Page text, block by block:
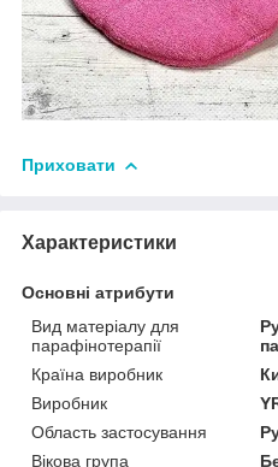
Приховати
Характеристики
Основні атрибути
Вид матеріалу для
парафінотерапії
Країна виробник
Виробник
Область застосування
Вікова група